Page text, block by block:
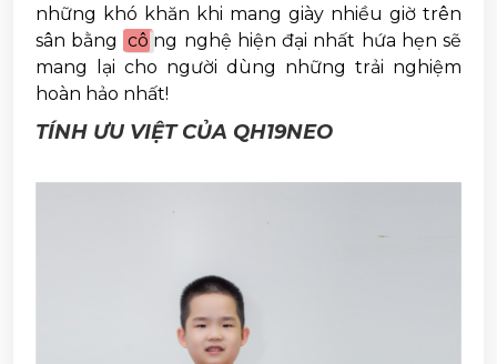
những khó khăn khi mang giày nhiều giờ trên
sân bằng
cô ng nghệ hiện đại nhất hứa hẹn sẽ
mang lại cho người dùng những trải nghiệm
hoàn hảo nhất!
TÍNH ƯU VIỆT CỦA QH19NEO